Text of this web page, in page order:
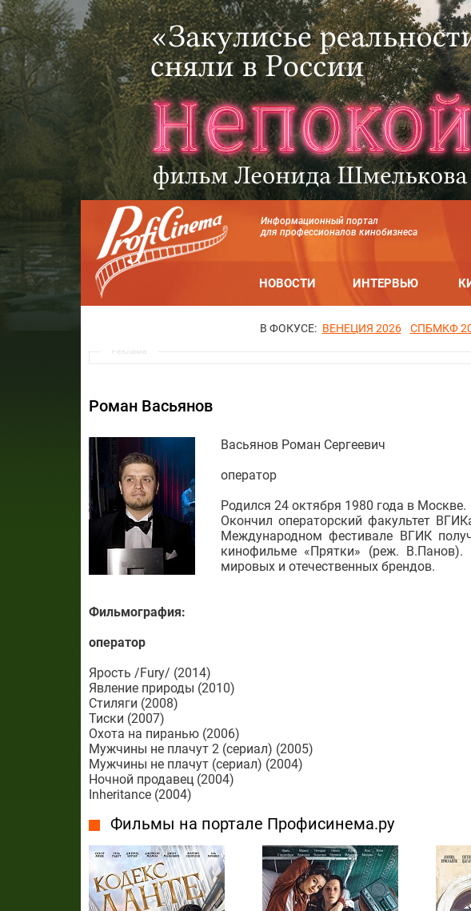
Информационный портал
для профессионалов кинобизнеса
НОВОСТИ ИНТЕРВЬЮ
В ФОКУСЕ: ВЕНЕЦИЯ 2026 СПБМКФ
Реклама
Роман Васьянов
Васьянов Роман Сергеевич
оператор
Родился 24 октября 1980 года в Москве.
Окончил операторский факультет
Международном фестивале ВГИК
кинофильме «Прятки» (реж.
мировых и отечественных брендов.
Фильмография:
оператор
Ярость /Fury/ (2014)
Явление природы (2010)
Стиляги (2008)
Тиски (2007)
Охота на пиранью (2006)
Мужчины не плачут 2 (сериал) (2005)
Мужчины не плачут (сериал) (2004)
Ночной продавец (2004)
Inheritance (2004)
Фильмы на портале Профисинема.ру